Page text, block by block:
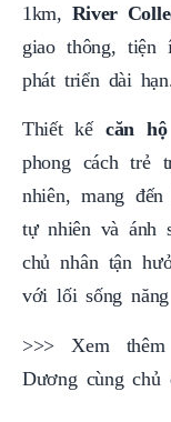
1km, River
giao thông, tiện
phát triển dài
Thiết kếcăn hộ
phong cách trẻ
nhiên, mang
tự nhiên và ánh
chủ nhân tận
với lối sống
>>> Xem
Dương cùng